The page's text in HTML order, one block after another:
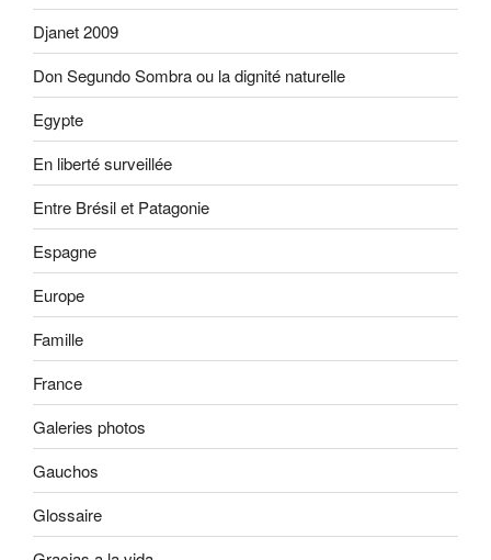
Djanet 2009
Don Segundo Sombra ou la dignité naturelle
Egypte
En liberté surveillée
Entre Brésil et Patagonie
Espagne
Europe
Famille
France
Galeries photos
Gauchos
Glossaire